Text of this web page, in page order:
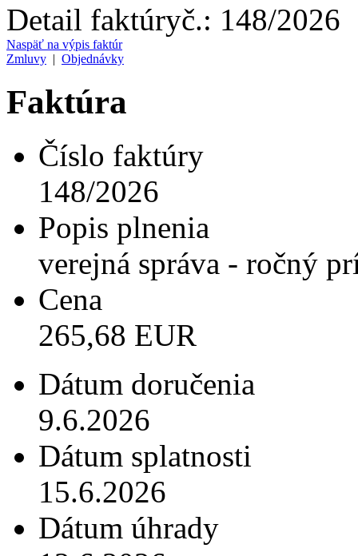
Detail faktúryč.: 148/2026
Naspäť na výpis faktúr
Zmluvy | Objednávky
Faktúra
Číslo faktúry
148/2026
Popis plnenia
verejná správa - ročný
Cena
265,68 EUR
Dátum doručenia
9.6.2026
Dátum splatnosti
15.6.2026
Dátum úhrady